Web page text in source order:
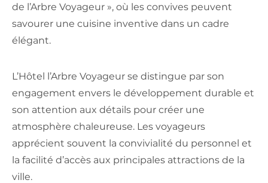
de l’Arbre Voyageur », où les convives peuvent
savourer une cuisine inventive dans un cadre
élégant.
L’Hôtel l’Arbre Voyageur se distingue par son
engagement envers le développement durable et
son attention aux détails pour créer une
atmosphère chaleureuse. Les voyageurs
apprécient souvent la convivialité du personnel et
la facilité d’accès aux principales attractions de la
ville.